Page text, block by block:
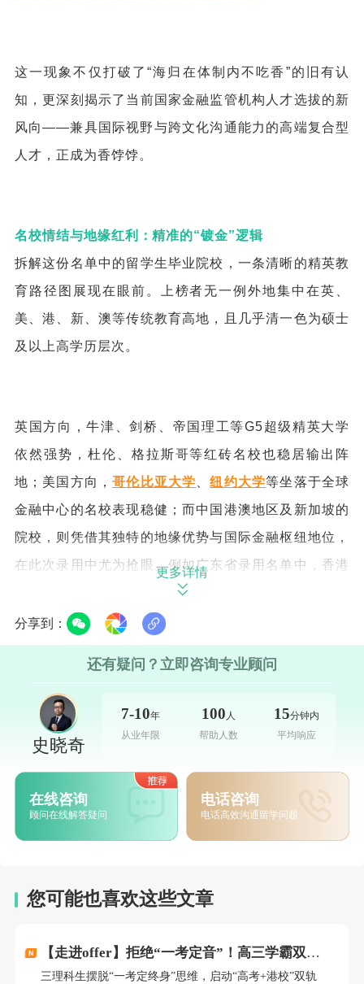
这一现象不仅打破了“海归在体制内不吃香”的旧有认
知，更深刻揭示了当前国家金融监管机构人才选拔的新
风向——兼具国际视野与跨文化沟通能力的高端复合型
人才，正成为香饽饽。
名校情结与地缘红利：精准的“镀金”逻辑
拆解这份名单中的留学生毕业院校，一条清晰的精英教
育路径图展现在眼前。上榜者无一例外地集中在英、
美、港、新、澳等传统教育高地，且几乎清一色为硕士
及以上高学历层次。
英国方向，牛津、剑桥、帝国理工等G5超级精英大学
依然强势，杜伦、格拉斯哥等红砖名校也稳居输出阵
地；美国方向，哥伦比亚大学 、纽约大学等坐落于全球
金融中心的名校表现稳健；而中国港澳地区及新加坡的
院校，则凭借其独特的地缘优势与国际金融枢纽地位，
在此次录用中尤为抢眼。例如广东省录用名单中，香港
高校毕业生占据留学人员主导地位；福建省的表现亦验
证了港新院校的认可高度。
这无疑给准留学生一个强烈信号：院校排名不仅是敲门
砖，院校所在地的金融产业势能，以及与内地市场的地
缘粘连度，同样是决定未来职业高度的隐性砝码。
从“走出去”到“走回来”：留学核心价值正在重塑
极具参考价值的《海归高质量就业指南》。在各地分支
金融人才需求的热力地图。>>【立即咨询】获取专属留
学规划方案
更多详情
分享到：
还有疑问？立即咨询专业顾问
史晓奇
7-10年
从业年限
100 人
帮助人数
15分钟内
平均响应
在线咨询
顾问在线解答疑问
电话咨询
电话高效沟通留学问题
您可能也喜欢这些文章
【走进offer】拒绝“一考定音”！高三学霸双轨
制突围，抢跑首轮斩获港浸会商学院Offer
三理科生摆脱“一考定终身”思维，启动“高考+港校”双轨